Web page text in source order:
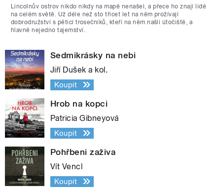
Lincolnův ostrov nikdo nikdy na mapě nenašel, a přece ho znají lidé
na celém světě. Už déle než sto třicet let na něm prožívají
dobrodružství s pěticí trosečníků, kteří na něm našli útočiště, a
hlavně nejedno tajemství.
Sedmikrásky na nebi
Jiří Dušek a kol.
Koupit
Hrob na kopci
Patricia Gibneyová
Koupit
Pohřbeni zaživa
Vít Vencl
Koupit